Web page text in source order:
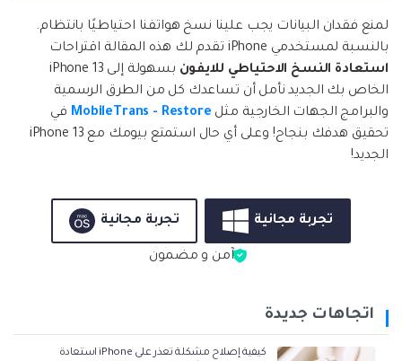
لمنع فقدان البيانات يجب علينا نسخ هواتفنا احتياطيًا بانتظام.
بالنسبة لمستخدمي iPhone تقدم لك هذه المقالة اقتراحات
استعادة النسخ الاحتياطي للايفون
بسهولة إلى iPhone 13
الخاص بك الجديد نأمل أن تساعدك كل من الطرق الرسمية
والبرامج الجهات الخارجية مثل MobileTrans - Restore في
تحقيق هدفك بنجاح! وعلى أي حال استمتع بيومك مع iPhone 13
الجديد!
تجربة مجانية تجربة مجانية
آمن و مضمون
اتجاهات جديدة
كيفية إصلاح مشكلة تعذر على iPhone استعادة